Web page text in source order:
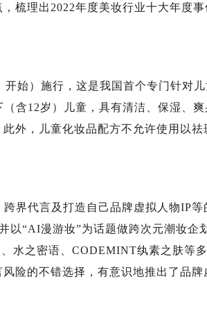
理出2022年度美妆行业十大年度事
始）施行，这是我国首个专门针对儿
含12岁）儿童，具有清洁、保湿、
外，儿童化妆品配方不允许使用以祛
界代言及打造自己品牌虚拟人物IP等
以“AI漫游妆”为话题做跨次元潮妆企
水之密语、CODEMINT纨素之肤等
险的不错选择，有意识地推出了品牌